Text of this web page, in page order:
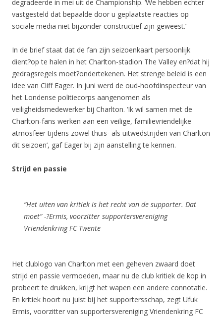
degradeerde in mei uit de Championship. ‘We hebben echter
vastgesteld dat bepaalde door u geplaatste reacties op
sociale media niet bijzonder constructief zijn geweest.’
In de brief staat dat de fan zijn seizoenkaart persoonlijk
dient?op te halen in het Charlton-stadion The Valley en?dat hij
gedragsregels moet?ondertekenen. Het strenge beleid is een
idee van Cliff Eager. In juni werd de oud-hoofdinspecteur van
het Londense politiecorps aangenomen als
veiligheidsmedewerker bij Charlton. ‘Ik wil samen met de
Charlton-fans werken aan een veilige, familievriendelijke
atmosfeer tijdens zowel thuis- als uitwedstrijden van Charlton
dit seizoen’, gaf Eager bij zijn aanstelling te kennen.
Strijd en passie
“Het uiten van kritiek is het recht van de supporter. Dat
moet” -?Ermis, voorzitter supportersvereniging
Vriendenkring FC Twente
Het clublogo van Charlton met een geheven zwaard doet
strijd en passie vermoeden, maar nu de club kritiek de kop in
probeert te drukken, krijgt het wapen een andere connotatie.
En kritiek hoort nu juist bij het supportersschap, zegt Ufuk
Ermis, voorzitter van supportersvereniging Vriendenkring FC